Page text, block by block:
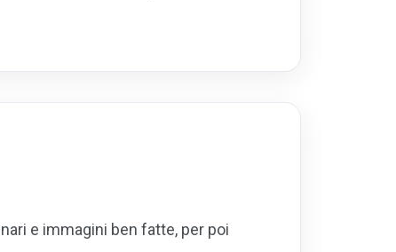
e immagini ben fatte, per poi